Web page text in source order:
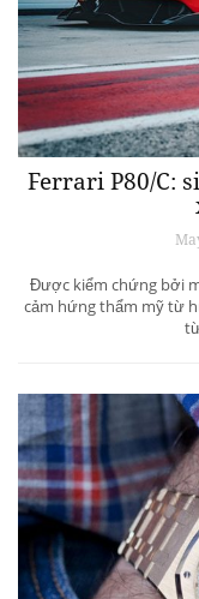
Ferrari P80/C:
Được kiểm chứng bởi
cảm hứng thẩm mỹ từ